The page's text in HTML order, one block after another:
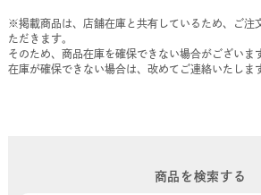
※掲載商品は、店舗在庫と共有しているため、ご注
ただきます。
そのため、商品在庫を確保できない場合がございま
在庫が確保できない場合は、改めてご連絡いたしま
商品を検索する